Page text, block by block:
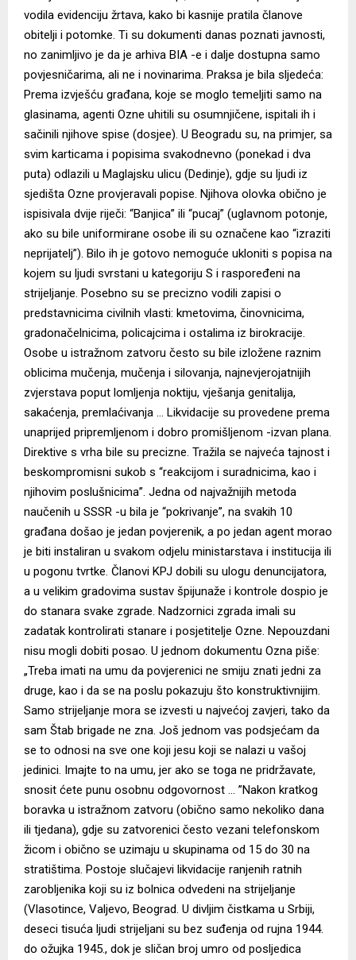
vodila evidenciju žrtava, kako bi kasnije pratila članove
obitelji i potomke. Ti su dokumenti danas poznati javnosti,
no zanimljivo je da je arhiva BIA -e i dalje dostupna samo
povjesničarima, ali ne i novinarima. Praksa je bila sljedeća:
Prema izvješću građana, koje se moglo temeljiti samo na
glasinama, agenti Ozne uhitili su osumnjičene, ispitali ih i
sačinili njihove spise (dosjee). U Beogradu su, na primjer, sa
svim karticama i popisima svakodnevno (ponekad i dva
puta) odlazili u Maglajsku ulicu (Dedinje), gdje su ljudi iz
sjedišta Ozne provjeravali popise. Njihova olovka obično je
ispisivala dvije riječi: “Banjica” ili “pucaj” (uglavnom potonje,
ako su bile uniformirane osobe ili su označene kao “izraziti
neprijatelj”). Bilo ih je gotovo nemoguće ukloniti s popisa na
kojem su ljudi svrstani u kategoriju S i raspoređeni na
strijeljanje. Posebno su se precizno vodili zapisi o
predstavnicima civilnih vlasti: kmetovima, činovnicima,
gradonačelnicima, policajcima i ostalima iz birokracije.
Osobe u istražnom zatvoru često su bile izložene raznim
oblicima mučenja, mučenja i silovanja, najnevjerojatnijih
zvjerstava poput lomljenja noktiju, vješanja genitalija,
sakaćenja, premlaćivanja … Likvidacije su provedene prema
unaprijed pripremljenom i dobro promišljenom -izvan plana.
Direktive s vrha bile su precizne. Tražila se najveća tajnost i
beskompromisni sukob s “reakcijom i suradnicima, kao i
njihovim poslušnicima”. Jedna od najvažnijih metoda
naučenih u SSSR -u bila je “pokrivanje”, na svakih 10
građana došao je jedan povjerenik, a po jedan agent morao
je biti instaliran u svakom odjelu ministarstava i institucija ili
u pogonu tvrtke. Članovi KPJ dobili su ulogu denuncijatora,
a u velikim gradovima sustav špijunaže i kontrole dospio je
do stanara svake zgrade. Nadzornici zgrada imali su
zadatak kontrolirati stanare i posjetitelje Ozne. Nepouzdani
nisu mogli dobiti posao. U jednom dokumentu Ozna piše:
„Treba imati na umu da povjerenici ne smiju znati jedni za
druge, kao i da se na poslu pokazuju što konstruktivnijim.
Samo strijeljanje mora se izvesti u najvećoj zavjeri, tako da
sam Štab brigade ne zna. Još jednom vas podsjećam da
se to odnosi na sve one koji jesu koji se nalazi u vašoj
jedinici. Imajte to na umu, jer ako se toga ne pridržavate,
snosit ćete punu osobnu odgovornost … ”Nakon kratkog
boravka u istražnom zatvoru (obično samo nekoliko dana
ili tjedana), gdje su zatvorenici često vezani telefonskom
žicom i obično se uzimaju u skupinama od 15 do 30 na
stratištima. Postoje slučajevi likvidacije ranjenih ratnih
zarobljenika koji su iz bolnica odvedeni na strijeljanje
(Vlasotince, Valjevo, Beograd. U divljim čistkama u Srbiji,
deseci tisuća ljudi strijeljani su bez suđenja od rujna 1944.
do ožujka 1945., dok je sličan broj umro od posljedica